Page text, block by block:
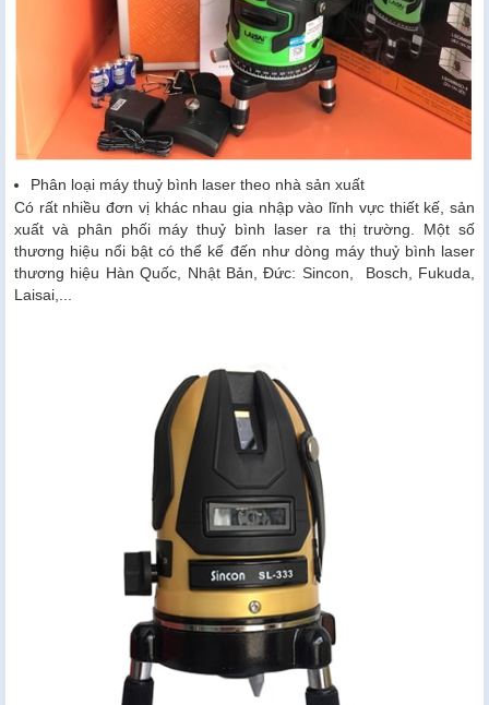
Phân loại máy thuỷ bình laser theo nhà sản xuất
Có rất nhiều đơn vị khác nhau gia nhập vào lĩnh vực thiết kế, sản
xuất và phân phối máy thuỷ bình laser ra thị trường. Một số
thương hiệu nổi bật có thể kể đến như dòng máy thuỷ bình laser
thương hiệu Hàn Quốc, Nhật Bản, Đức: Sincon, Bosch, Fukuda,
Laisai,...